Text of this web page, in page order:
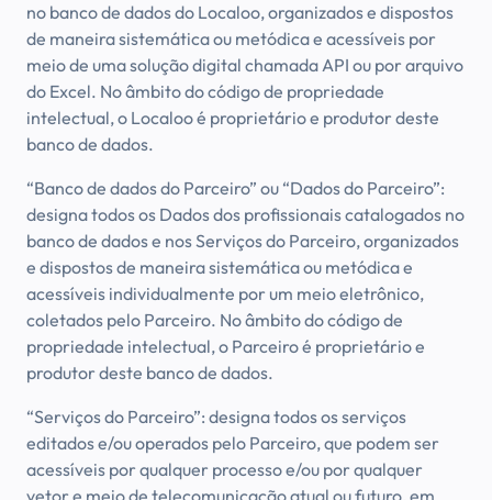
no banco de dados do Localoo, organizados e dispostos
de maneira sistemática ou metódica e acessíveis por
meio de uma solução digital chamada API ou por arquivo
do Excel. No âmbito do código de propriedade
intelectual, o Localoo é proprietário e produtor deste
banco de dados.
“Banco de dados do Parceiro” ou “Dados do Parceiro”:
designa todos os Dados dos profissionais catalogados no
banco de dados e nos Serviços do Parceiro, organizados
e dispostos de maneira sistemática ou metódica e
acessíveis individualmente por um meio eletrônico,
coletados pelo Parceiro. No âmbito do código de
propriedade intelectual, o Parceiro é proprietário e
produtor deste banco de dados.
“Serviços do Parceiro”: designa todos os serviços
editados e/ou operados pelo Parceiro, que podem ser
acessíveis por qualquer processo e/ou por qualquer
vetor e meio de telecomunicação atual ou futuro, em